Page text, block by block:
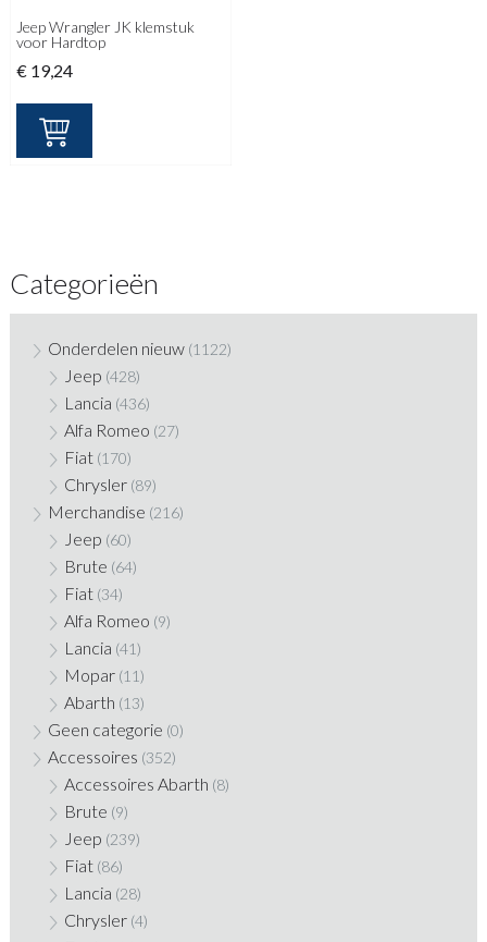
Jeep Wrangler JK klemstuk
voor Hardtop
€ 19,24
Categorieën
Onderdelen nieuw (1122)
Jeep (428)
Lancia (436)
Alfa Romeo (27)
Fiat (170)
Chrysler (89)
Merchandise (216)
Jeep (60)
Brute (64)
Fiat (34)
Alfa Romeo (9)
Lancia (41)
Mopar (11)
Abarth (13)
Geen categorie (0)
Accessoires (352)
Accessoires Abarth (8)
Brute (9)
Jeep (239)
Fiat (86)
Lancia (28)
Chrysler (4)